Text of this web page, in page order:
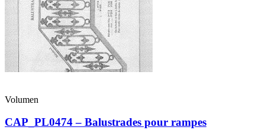
Volumen
CAP_PL0474 – Balustrades pour rampes